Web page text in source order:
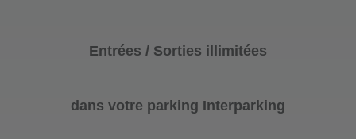
Entrées / Sorties illimitées
dans votre parking Interparking